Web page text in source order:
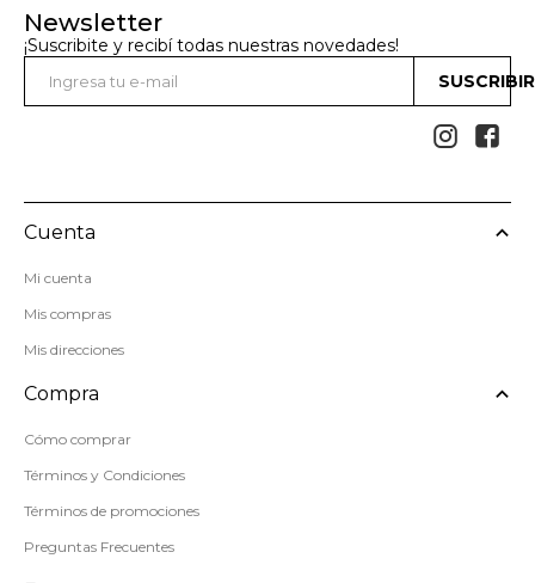
Newsletter
¡Suscribite y recibí todas nuestras novedades!
 
Cuenta
Mi cuenta
Mis compras
Mis direcciones
Compra
Cómo comprar
Términos y Condiciones
Términos de promociones
Preguntas Frecuentes